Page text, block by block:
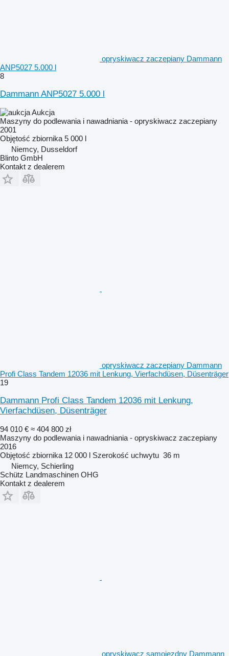
opryskiwacz zaczepiany Dammann
ANP5027 5.000 l
8
Dammann ANP5027 5.000 l
Aukcja
Maszyny do podlewania i nawadniania - opryskiwacz zaczepiany
2001
Objętość zbiornika 5 000 l
Niemcy, Dusseldorf
Blinto GmbH
Kontakt z dealerem
opryskiwacz zaczepiany Dammann
Profi Class Tandem 12036 mit Lenkung, Vierfachdüsen, Düsenträger
19
Dammann Profi Class Tandem 12036 mit Lenkung,
Vierfachdüsen, Düsenträger
94 010 € ≈ 404 800 zł
Maszyny do podlewania i nawadniania - opryskiwacz zaczepiany
2016
Objętość zbiornika 12 000 l Szerokość uchwytu 36 m
Niemcy, Schierling
Schütz Landmaschinen OHG
Kontakt z dealerem
opryskiwacz samojezdny Dammann